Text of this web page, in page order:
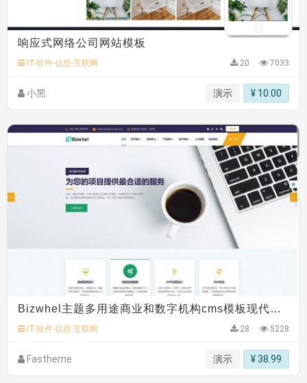
响应式网络公司网站模板
IT-软件-信息-互联网 20 7033
小黑 演示 ¥ 10.00
Bizwhel主题多用途商业和数字机构cms模板现代商务型公司网站模板
IT-软件-信息-互联网 28 5228
Fastheme 演示 ¥ 38.99